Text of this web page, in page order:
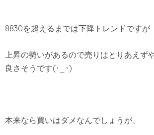
8830を超えるまでは下降トレンドですが
上昇の勢いがあるので売りはとりあえず
良さそうです(･_･)
本来なら買いはダメなんでしょうが、